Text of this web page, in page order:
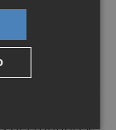
las cuotas
de
su
las
que lo hacen.
las películas